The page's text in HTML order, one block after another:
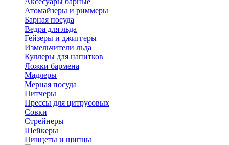
Атомайзеры и риммеры
Барная посуда
Ведра для льда
Гейзеры и джиггеры
Измельчители льда
Куллеры для напитков
Ложки бармена
Мадлеры
Мерная посуда
Питчеры
Прессы для цитрусовых
Совки
Стрейнеры
Шейкеры
Пинцеты и щипцы